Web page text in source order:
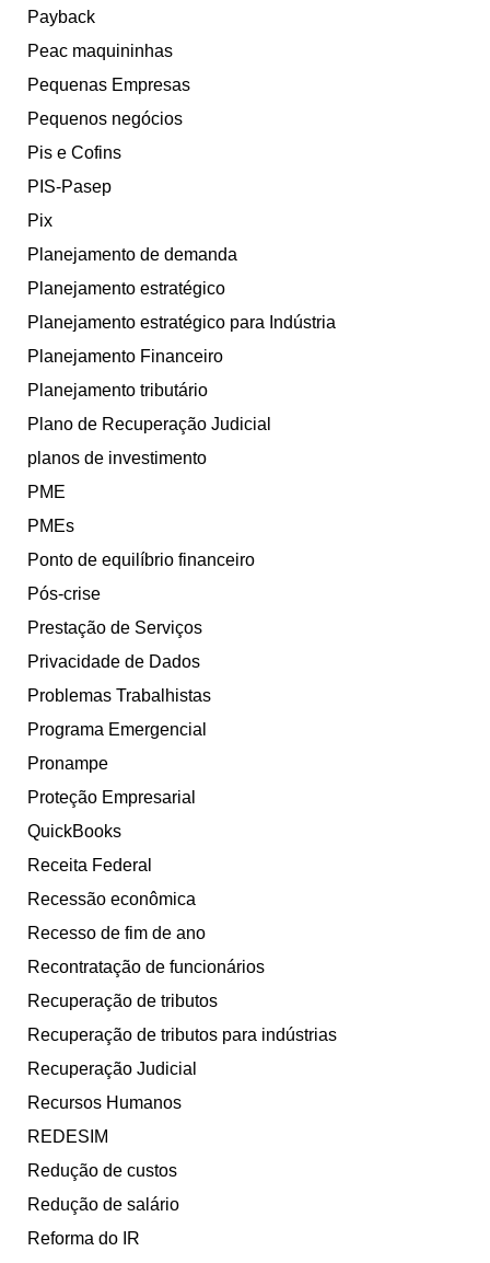
Payback
Peac maquininhas
Pequenas Empresas
Pequenos negócios
Pis e Cofins
PIS-Pasep
Pix
Planejamento de demanda
Planejamento estratégico
Planejamento estratégico para Indústria
Planejamento Financeiro
Planejamento tributário
Plano de Recuperação Judicial
planos de investimento
PME
PMEs
Ponto de equilíbrio financeiro
Pós-crise
Prestação de Serviços
Privacidade de Dados
Problemas Trabalhistas
Programa Emergencial
Pronampe
Proteção Empresarial
QuickBooks
Receita Federal
Recessão econômica
Recesso de fim de ano
Recontratação de funcionários
Recuperação de tributos
Recuperação de tributos para indústrias
Recuperação Judicial
Recursos Humanos
REDESIM
Redução de custos
Redução de salário
Reforma do IR